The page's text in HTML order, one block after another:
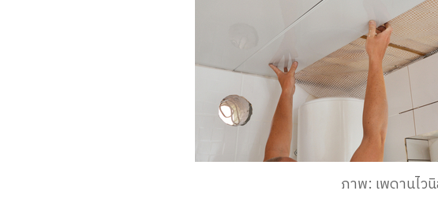
ภาพ: เพดานไว